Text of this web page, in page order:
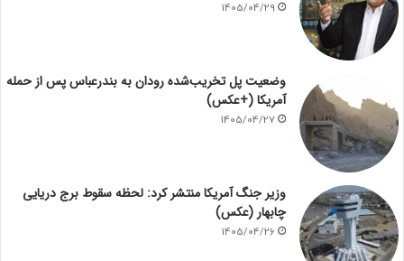
1405/04/29
وضعیت پل تخریب‌شده رودان به بندرعباس پس از حمله
آمریکا (+عکس)
1405/04/27
وزیر جنگ آمریکا منتشر کرد: لحظه سقوط برج دریایی
چابهار (عکس)
1405/04/26